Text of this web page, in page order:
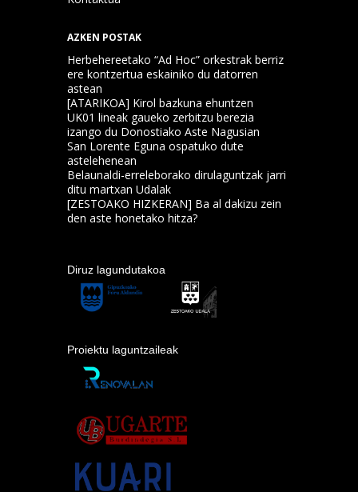
AZKEN POSTAK
Herbehereetako “Ad Hoc” orkestrak berriz
ere kontzertua eskainiko du datorren
astean
[ATARIKOA] Kirol bazkuna ehuntzen
UK01 lineak gaueko zerbitzu berezia
izango du Donostiako Aste Nagusian
San Lorente Eguna ospatuko dute
astelehenean
Belaunaldi-erreleborako dirulaguntzak jarri
ditu martxan Udalak
[ZESTOAKO HIZKERAN] Ba al dakizu zein
den aste honetako hitza?
Diruz lagundutakoa
Proiektu laguntzaileak